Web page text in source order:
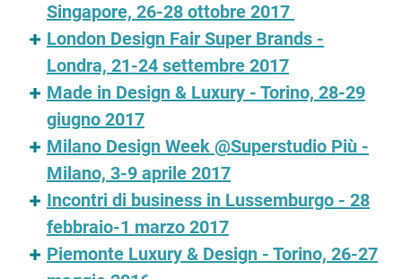
Singapore, 26-28 ottobre 2017
London Design Fair Super Brands -
Londra, 21-24 settembre 2017
Made in Design & Luxury - Torino, 28-29
giugno 2017
Milano Design Week @Superstudio Più -
Milano, 3-9 aprile 2017
Incontri di business in Lussemburgo - 28
febbraio-1 marzo 2017
Piemonte Luxury & Design - Torino, 26-27